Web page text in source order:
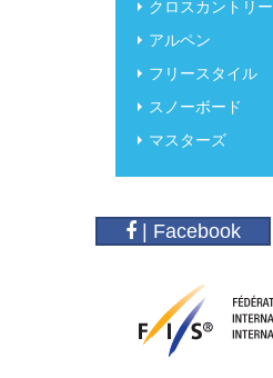
クロスカントリー
アルペン
フリースタイル
スノーボード
マスターズ
| Facebook